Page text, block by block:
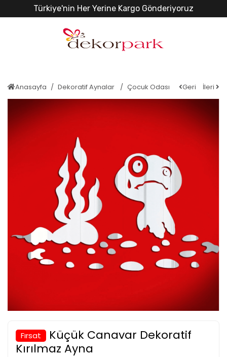
Türkiye'nin Her Yerine Kargo Gönderiyoruz
Anasayfa Dekoratif Aynalar Çocuk Odası Geri İleri
Fırsat
Küçük Canavar Dekoratif
Kırılmaz Ayna